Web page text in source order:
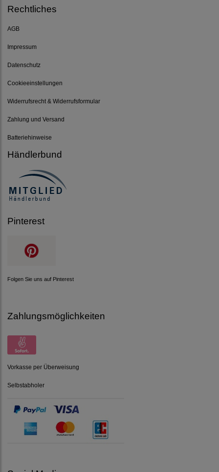
Rechtliches
AGB
Impressum
Datenschutz
Cookieeinstellungen
Widerrufsrecht & Widerrufsformular
Zahlung und Versand
Batteriehinweise
Händlerbund
Pinterest
Folgen Sie uns auf Pinterest
Zahlungsmöglichkeiten
Vorkasse per Überweisung
Selbstabholer